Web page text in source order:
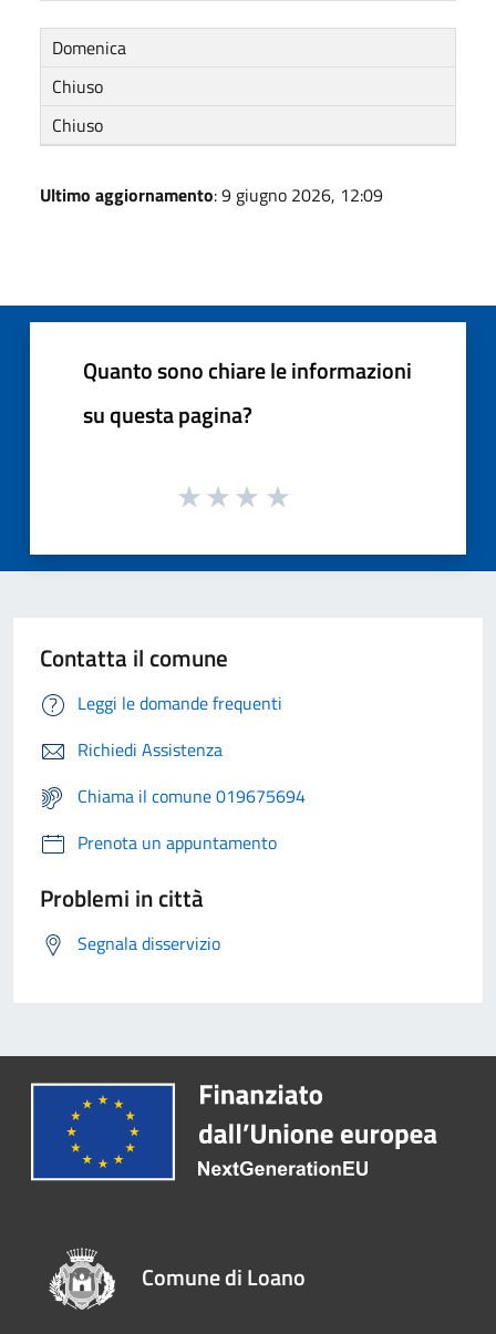
Domenica
Chiuso
Chiuso
Ultimo aggiornamento: 9 giugno 2026, 12:09
Quanto sono chiare le informazioni
su questa pagina?
Contatta il comune
Leggi le domande frequenti
Richiedi Assistenza
Chiama il comune 019675694
Prenota un appuntamento
Problemi in città
Segnala disservizio
Comune di Loano